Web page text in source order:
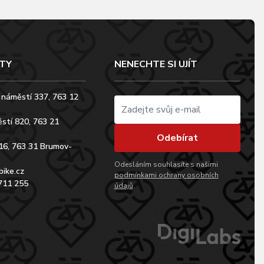
337, 763 12
820, 763 21
763 31 Brumov-
255
NENECHTE SI UJÍT
Odebírat
Odesláním souhlasíte s našimi
podmínkami ochrany osobních
údajů.